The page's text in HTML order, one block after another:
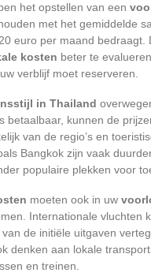
het opstellen van een
met het gemiddelde
euro per maand bedraagt.
kosten beter te
verblijf moet reserveren.
in Thailand
betaalbaar, kunnen de
van de regio’s en
Bangkok zijn vaak
populaire plekken voor
moeten ook in uw
Internationale vluchten
de initiële uitgaven
denken aan lokale
en treinen.